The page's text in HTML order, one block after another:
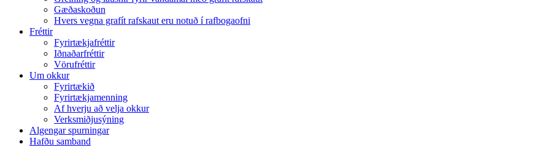
Gæðaskoðun
Hvers vegna grafít rafskaut eru notuð í rafbogaofni
Fréttir
Fyrirtækjafréttir
Iðnaðarfréttir
Vörufréttir
Um okkur
Fyrirtækið
Fyrirtækjamenning
Af hverju að velja okkur
Verksmiðjusýning
Algengar spurningar
Hafðu samband